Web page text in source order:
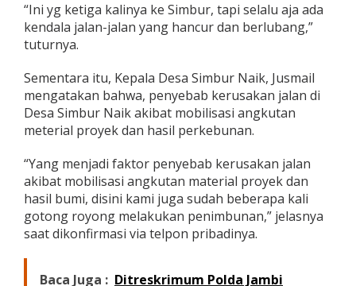
“Ini yg ketiga kalinya ke Simbur, tapi selalu aja ada
kendala jalan-jalan yang hancur dan berlubang,”
tuturnya.
Sementara itu, Kepala Desa Simbur Naik, Jusmail
mengatakan bahwa, penyebab kerusakan jalan di
Desa Simbur Naik akibat mobilisasi angkutan
meterial proyek dan hasil perkebunan.
“Yang menjadi faktor penyebab kerusakan jalan
akibat mobilisasi angkutan material proyek dan
hasil bumi, disini kami juga sudah beberapa kali
gotong royong melakukan penimbunan,” jelasnya
saat dikonfirmasi via telpon pribadinya.
Baca Juga : Ditreskrimum Polda Jambi